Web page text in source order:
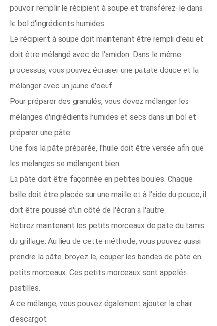
pouvoir remplir le récipient à soupe et transférez-le dans
le bol d'ingrédients humides.
Le récipient à soupe doit maintenant être rempli d'eau et
doit être mélangé avec de l'amidon. Dans le même
processus, vous pouvez écraser une patate douce et la
mélanger avec un jaune d'oeuf.
Pour préparer des granulés, vous devez mélanger les
mélanges d'ingrédients humides et secs dans un bol et
préparer une pâte.
Une fois la pâte préparée, l'huile doit être versée afin que
les mélanges se mélangent bien.
La pâte doit être façonnée en petites boules. Chaque
balle doit être placée sur une maille et à l'aide du pouce, il
doit être poussé d'un côté de l'écran à l'autre.
Retirez maintenant les petits morceaux de pâte du tamis
du grillage. Au lieu de cette méthode, vous pouvez aussi
prendre la pâte, broyez le, couper les bandes de pâte en
petits morceaux. Ces petits morceaux sont appelés
pastilles.
A ce mélange, vous pouvez également ajouter la chair
d'escargot.